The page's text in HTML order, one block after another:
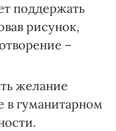
поддержать
рисунок,
–
желание
в гуманитарном